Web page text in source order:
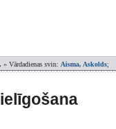
» Vārdadienas svin: Aisma, Askolds;